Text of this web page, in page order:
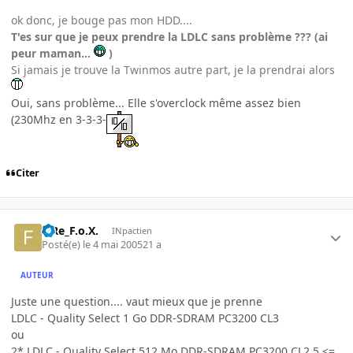
ok donc, je bouge pas mon HDD....
T'es sur que je peux prendre la LDLC sans problème ??? (ai
peur maman...
)
Si jamais je trouve la Twinmos autre part, je la prendrai alors
Oui, sans problème... Elle s'overclock même assez bien
(230Mhz en 3-3-3-
Citer
FiRe_F.o.X. INpactien
Posté(e) le 4 mai 200521 a
AUTEUR
Juste une question.... vaut mieux que je prenne
LDLC - Quality Select 1 Go DDR-SDRAM PC3200 CL3
ou